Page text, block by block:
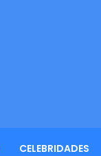
CELEBRIDADES